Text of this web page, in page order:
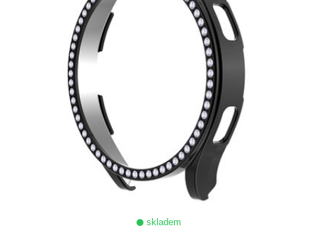
skladem